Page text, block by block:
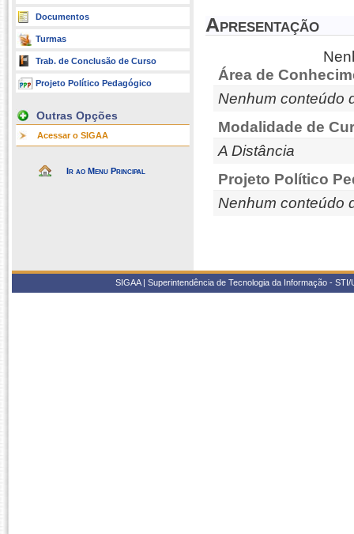
Documentos
Turmas
Trab. de Conclusão de Curso
Projeto Político Pedagógico
Outras Opções
Acessar o SIGAA
Ir ao Menu Principal
Apresentação
Área de
Nenhum conteúdo
Modalidade de
A Distância
Projeto Político
Nenhum conteúdo
SIGAA | Superintendência de Tecnologia da Informação -